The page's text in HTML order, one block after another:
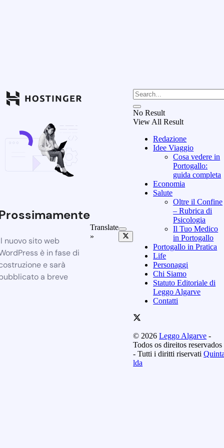
nuovo sito web
è in fase di
e sarà
a breve
Translate
»
No Result
View All Result
Redazione
Idee Viaggio
Cosa vedere in
Portogallo:
guida completa
Economia
Salute
Oltre il Confine
– Rubrica di
Psicologia
Il Tuo Medico
in Portogallo
Portogallo in Pratica
Life
Personaggi
Chi Siamo
Statuto Editoriale di
Leggo Algarve
Contatti
© 2026Leggo Algarve -
Todos os direitos reservados
- Tutti i diritti riservati
lda